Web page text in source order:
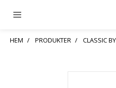
HEM PRODUKTER CLASSIC